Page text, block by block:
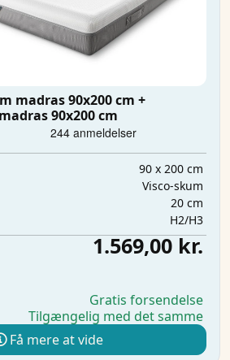
madras 90x200 cm +
90x200 cm
90 x 200 cm
Visco-skum
20 cm
H2/H3
1.569,00 kr.
Gratis forsendelse
Tilgængelig med det samme
Få mere at vide